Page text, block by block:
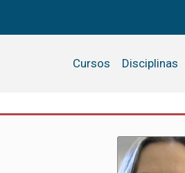
Cursos Disciplinas